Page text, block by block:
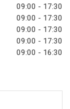
09:00 - 17:30
09:00 - 17:30
09:00 - 17:30
09:00 - 17:30
09:00 - 16:30